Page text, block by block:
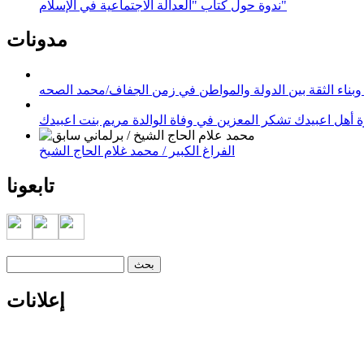
ندوة حول كتاب "العدالة الاجتماعية في الإسلام"
مدونات
الثقة بين الدولة والمواطن في زمن الجفاف/محمد الصحه
أهل اعبيدك تشكر المعزين في وفاة الوالدة مريم بنت اعبيدك
الفراغ الكبير / محمد غلام الحاج الشيخ
تابعونا
إعلانات